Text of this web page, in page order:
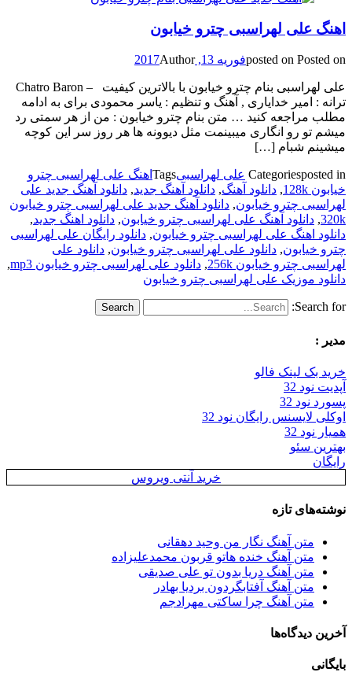
اهنگ علی لهراسبی چترو خیابون
posted on Posted on فوریه 13, 2017 Author
علی لهراسبی بنام چترو خیابون با بالاترین کیفیت – Chatro Baron
ترانه : امیر خدایاری , آهنگ و تنظیم : یاسر محمودی برای به ادامه
مطلب مراجعه کنید … متن بنام چترو خیابون : من از هر سمتی رد
میشم تو رو انگاری میبینمت مثل دیوونه ها هر روز سر این کوچه
میشینم شبام […]
Categoriesposted in علی لهراسبیTags اهنگ علی لهراسبی چترو
خیابون 128k
, دانلود آهنگ, دانلود آهنگ جدید, دانلود آهنگ جدید علی
لهراسبی چترو خیابون, دانلود آهنگ جدید علی لهراسبی چترو خیابون
320k
, دانلود آهنگ علی لهراسبی چترو خیابون, دانلود اهنگ جدید,
دانلود اهنگ علی لهراسبی چترو خیابون, دانلود رایگان علی لهراسبی
چترو خیابون, دانلود علی لهراسبی چترو خیابون, دانلود علی
لهراسبی چترو خیابون 256k
, دانلود علی لهراسبی چترو خیابون mp3
,
دانلود موزیک علی لهراسبی چترو خیابون
Search for:
مدیر :
خرید بک لینک فالو
آپدیت نود 32
پسورد نود 32
اوکلی لایسنس رایگان نود 32
همیار نود 32
بهترین سئو
رایگان
خرید آنتی ویروس
نوشته‌های تازه
متن آهنگ نگار من وحید دهقانی
متن آهنگ خنده هاتو قربون محمدعلیزاده
متن آهنگ دریا بدون تو علی صدیقی
متن آهنگ آفتابگردون بردیا بهادر
متن آهنگ چرا ساکتی مهرادجم
آخرین دیدگاه‌ها
بایگانی